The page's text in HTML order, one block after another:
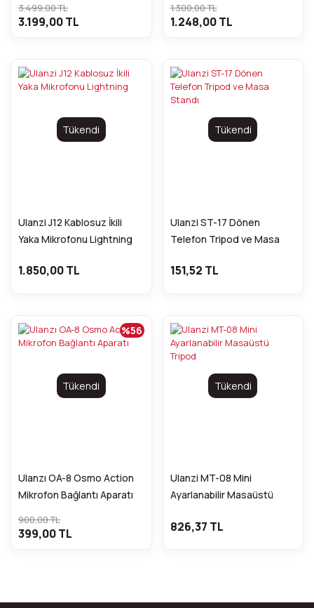
3.499,00 TL
3.199,00 TL
1.300,00 TL
1.248,00 TL
Tükendi
Ulanzi J12 Kablosuz İkili
Yaka Mikrofonu Lightning
1.850,00 TL
Tükendi
Ulanzi ST-17 Dönen
Telefon Tripod ve Masa
151,52 TL
Tükendi
Ulanzı OA-8 Osmo Action
Mikrofon Bağlantı Aparatı
%56
900,00 TL
399,00 TL
Tükendi
Ulanzi MT-08 Mini
Ayarlanabilir Masaüstü
826,37 TL